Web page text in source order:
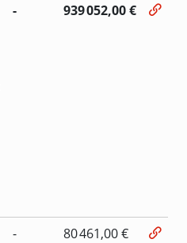
- 939 052,00 €
- 80 461,00 €